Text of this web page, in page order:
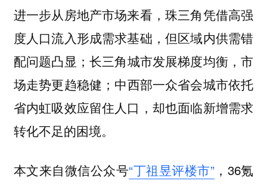
进一步从房地产市场来看，珠三角凭借高强
度人口流入形成需求基础，但区域内供需错
配问题凸显；长三角城市发展梯度均衡，市
场走势更趋稳健；中西部一众省会城市依托
省内虹吸效应留住人口，却也面临新增需求
转化不足的困境。
本文来自微信公众号“丁祖昱评楼市”，36氪